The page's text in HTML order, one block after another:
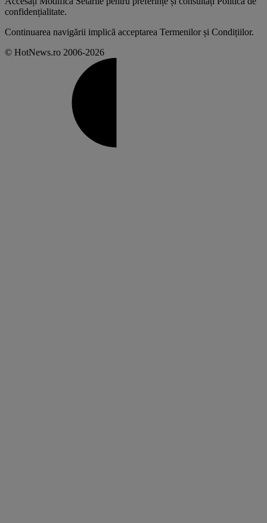
confidențialitate.
Continuarea navigării implică acceptarea Termenilor și Condițiilor.
© HotNews.ro 2006-2026